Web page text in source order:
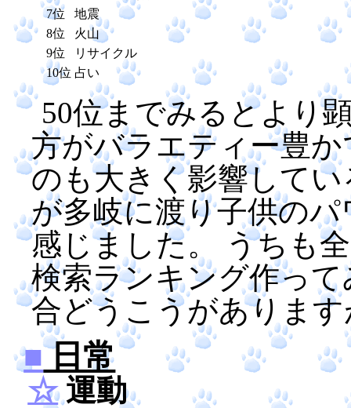
7位
地震
8位
火山
9位
リサイクル
10位 占い
50位までみるとより
方がバラエティー豊
のも大きく影響して
が多岐に渡り子供の
感じました。 うちも
検索ランキング作っ
合どうこうがあります
■日常
☆運動